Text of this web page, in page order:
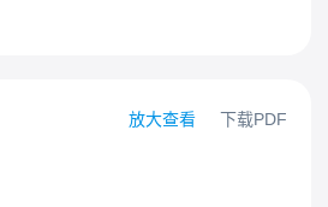
放大查看 下载PDF